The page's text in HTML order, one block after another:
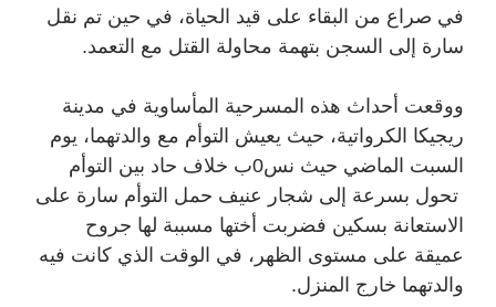
في صراع من البقاء على قيد الحياة، في حين تم نقل
سارة إلى السجن بتهمة محاولة القتل مع التعمد.
ووقعت أحداث هذه المسرحية المأساوية في مدينة
ريجيكا الكرواتية، حيث يعيش التوأم مع والدتهما، يوم
السبت الماضي حيث نس0ب خلاف حاد بين التوأم
تحول بسرعة إلى شجار عنيف حمل التوأم سارة على
الاستعانة بسكين فضربت أختها مسببة لها جروح
عميقة على مستوى الظهر، في الوقت الذي كانت فيه
والدتهما خارج المنزل.